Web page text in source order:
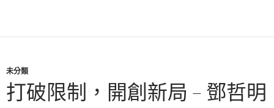
未分類
打破限制，開創新局 – 鄧哲明